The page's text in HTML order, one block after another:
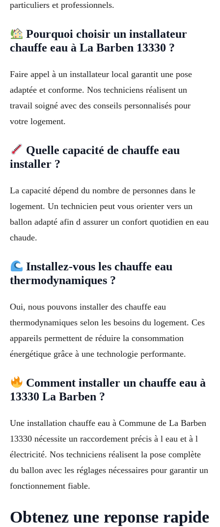
particuliers et professionnels.
Pourquoi choisir un installateur
chauffe eau à La Barben 13330 ?
Faire appel à un installateur local garantit une pose
adaptée et conforme. Nos techniciens réalisent un
travail soigné avec des conseils personnalisés pour
votre logement.
Quelle capacité de chauffe eau
installer ?
La capacité dépend du nombre de personnes dans le
logement. Un technicien peut vous orienter vers un
ballon adapté afin d assurer un confort quotidien en eau
chaude.
Installez-vous les chauffe eau
thermodynamiques ?
Oui, nous pouvons installer des chauffe eau
thermodynamiques selon les besoins du logement. Ces
appareils permettent de réduire la consommation
énergétique grâce à une technologie performante.
Comment installer un chauffe eau à
13330 La Barben ?
Une installation chauffe eau à Commune de La Barben
13330 nécessite un raccordement précis à l eau et à l
électricité. Nos techniciens réalisent la pose complète
du ballon avec les réglages nécessaires pour garantir un
fonctionnement fiable.
Obtenez une reponse rapide